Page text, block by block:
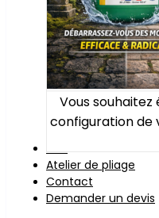
Vous souhaitez
configuration de
Atelier de pliage
Contact
Demander un devis